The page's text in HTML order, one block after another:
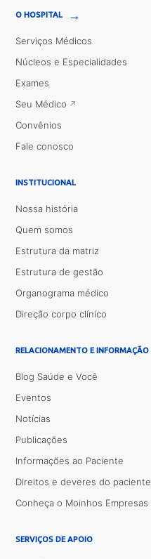
O HOSPITAL →
Serviços Médicos
Núcleos e Especialidades
Exames
Seu Médico
Convênios
Fale conosco
INSTITUCIONAL
Nossa história
Quem somos
Estrutura da matriz
Estrutura de gestão
Organograma médico
Direção corpo clínico
RELACIONAMENTO E INFORMAÇÃO
Blog Saúde e Você
Eventos
Notícias
Publicações
Informações ao Paciente
Direitos e deveres do paciente
Conheça o Moinhos Empresas
SERVIÇOS DE APOIO